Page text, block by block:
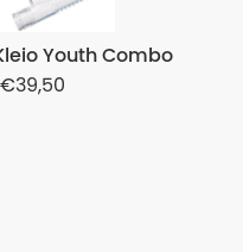
Youth Combo
39,50